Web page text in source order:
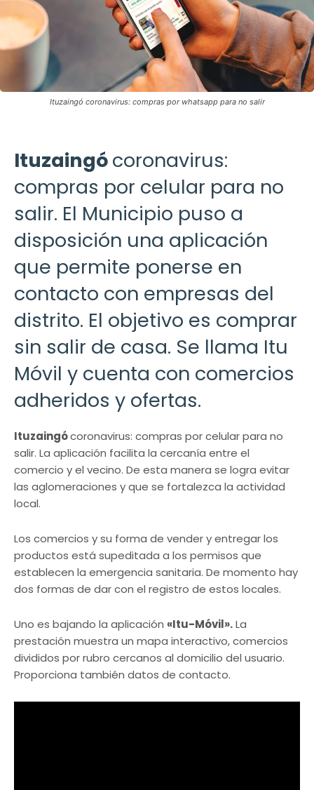
Ituzaingó coronavirus: compras por whatsapp para no salir
Ituzaingócoronavirus:
compras por celular para no
salir. El Municipio puso a
disposición una aplicación
que permite ponerse en
contacto con empresas del
distrito. El objetivo es comprar
sin salir de casa. Se llama Itu
Móvil y cuenta con comercios
adheridos y ofertas.
Ituzaingócoronavirus: compras por celular para no
salir. La aplicación facilita la cercanía entre el
comercio y el vecino. De esta manera se logra evitar
las aglomeraciones y que se fortalezca la actividad
local.
Los comercios y su forma de vender y entregar los
productos está supeditada a los permisos que
establecen la emergencia sanitaria. De momento hay
dos formas de dar con el registro de estos locales.
Uno es bajando la aplicación «Itu-Móvil».La
prestación muestra un mapa interactivo, comercios
divididos por rubro cercanos al domicilio del usuario.
Proporciona también datos de contacto.